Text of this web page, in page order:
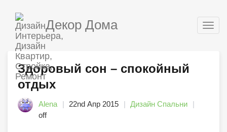
Декор Дома
Здоровый сон – спокойный
отдых
Alena 22nd Апр 2015
Дизайн Спальни
off